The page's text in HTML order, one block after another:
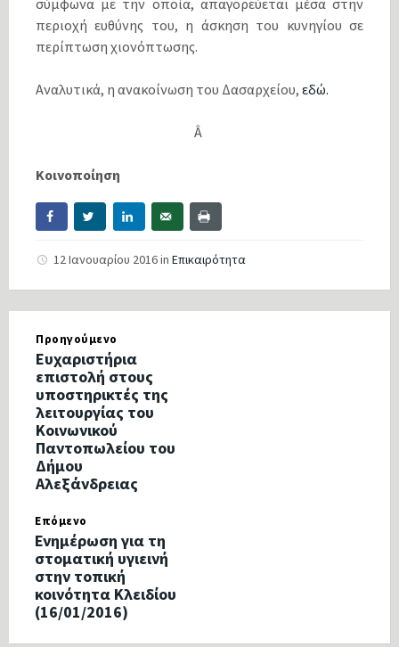
σύμφωνα με την οποία, απαγορεύεται μέσα στην
περιοχή ευθύνης του, η άσκηση του κυνηγίου σε
περίπτωση χιονόπτωσης.
Αναλυτικά, η ανακοίνωση του Δασαρχείου, εδώ.
Â
Κοινοποίηση
12 Ιανουαρίου 2016in Επικαιρότητα
Προηγούμενο
Ευχαριστήρια
επιστολή στους
υποστηρικτές της
λειτουργίας του
Κοινωνικού
Παντοπωλείου του
Δήμου
Αλεξάνδρειας
Επόμενο
Ενημέρωση για τη
στοματική υγιεινή
στην τοπική
κοινότητα Κλειδίου
(16/01/2016)